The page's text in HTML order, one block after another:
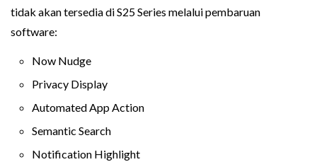
tidak akan tersedia di S25 Series melalui pembaruan
software:
Now Nudge
Privacy Display
Automated App Action
Semantic Search
Notification Highlight